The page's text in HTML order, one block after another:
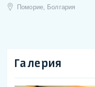
Поморие, Болгария
Галерия